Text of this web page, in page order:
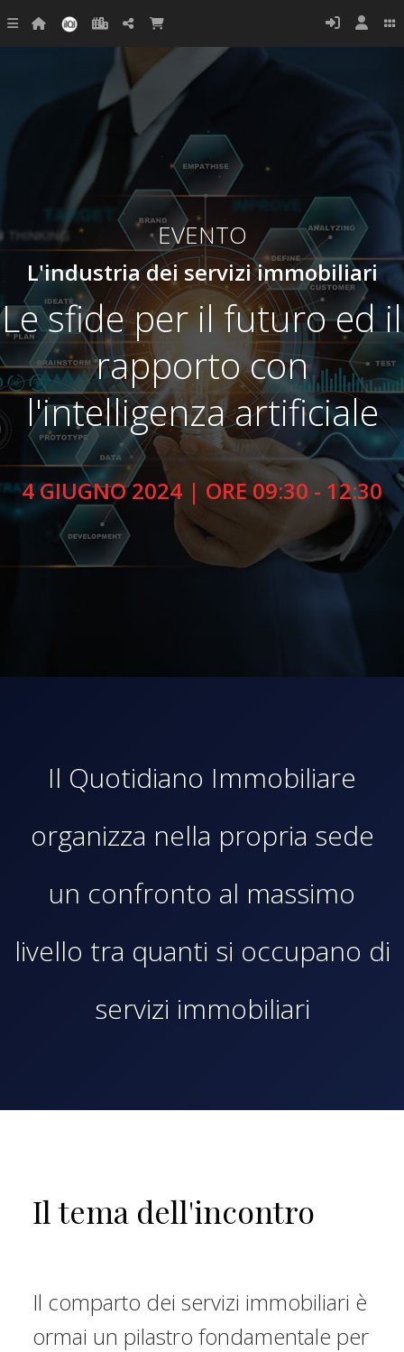
EVENTO
L'industria dei servizi immobiliari
Le sfide per il futuro ed il
rapporto con
l'intelligenza artificiale
4 GIUGNO 2024 | ORE 09:30 - 12:30
Il Quotidiano Immobiliare
organizza nella propria sede
un confronto al massimo
livello tra quanti si occupano di
servizi immobiliari
Il tema dell'incontro
Il comparto dei servizi immobiliari è
ormai un pilastro fondamentale per